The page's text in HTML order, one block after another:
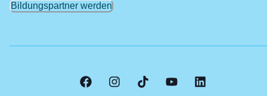
Bildungspartner werden